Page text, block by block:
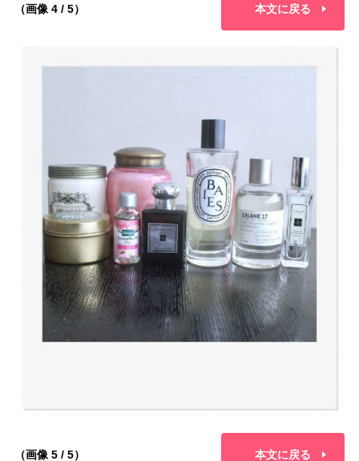
（画像 4 / 5） 本文に戻る
（画像 5 / 5） 本文に戻る